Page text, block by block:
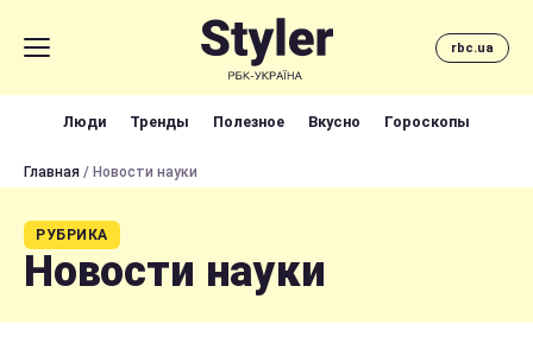
rbc.ua
Люди Тренды Полезное Вкусно Гороскопы
Главная / Новости науки
РУБРИКА
Новости науки